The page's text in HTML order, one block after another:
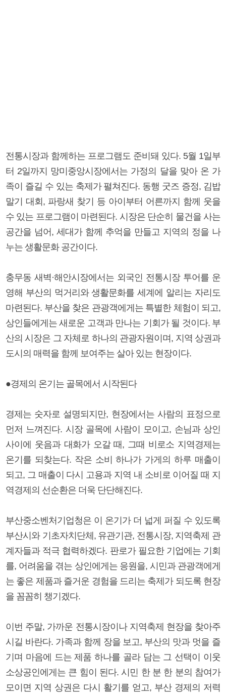
전통시장과 함께하는 프로그램도 준비돼 있다. 5월 1일부
터 2일까지 망미중앙시장에서는 가정의 달을 맞아 온 가
족이 즐길 수 있는 축제가 펼쳐진다. 동행 굿즈 증정, 김밥
말기 대회, 파랑새 찾기 등 아이부터 어른까지 함께 웃을
수 있는 프로그램이 마련된다. 시장은 단순히 물건을 사는
공간을 넘어, 세대가 함께 추억을 만들고 지역의 정을 나
누는 생활문화 공간이다.
충무동 새벽·해안시장에서는 외국인 전통시장 투어를 운
영해 부산의 먹거리와 생활문화를 세계에 알리는 자리도
마련된다. 부산을 찾은 관광객에게는 특별한 체험이 되고,
상인들에게는 새로운 고객과 만나는 기회가 될 것이다. 부
산의 시장은 그 자체로 하나의 관광자원이며, 지역 상권과
도시의 매력을 함께 보여주는 살아 있는 현장이다.
●경제의 온기는 골목에서 시작된다
경제는 숫자로 설명되지만, 현장에서는 사람의 표정으로
먼저 느껴진다. 시장 골목에 사람이 모이고, 손님과 상인
사이에 웃음과 대화가 오갈 때, 그때 비로소 지역경제는
온기를 되찾는다. 작은 소비 하나가 가게의 하루 매출이
되고, 그 매출이 다시 고용과 지역 내 소비로 이어질 때 지
역경제의 선순환은 더욱 단단해진다.
부산중소벤처기업청은 이 온기가 더 넓게 퍼질 수 있도록
부산시와 기초자치단체, 유관기관, 전통시장, 지역축제 관
계자들과 적극 협력하겠다. 판로가 필요한 기업에는 기회
를, 어려움을 겪는 상인에게는 응원을, 시민과 관광객에게
는 좋은 제품과 즐거운 경험을 드리는 축제가 되도록 현장
을 꼼꼼히 챙기겠다.
이번 주말, 가까운 전통시장이나 지역축제 현장을 찾아주
시길 바란다. 가족과 함께 장을 보고, 부산의 맛과 멋을 즐
기며 마음에 드는 제품 하나를 골라 담는 그 선택이 이웃
소상공인에게는 큰 힘이 된다. 시민 한 분 한 분의 참여가
모이면 지역 상권은 다시 활기를 얻고, 부산 경제의 저력